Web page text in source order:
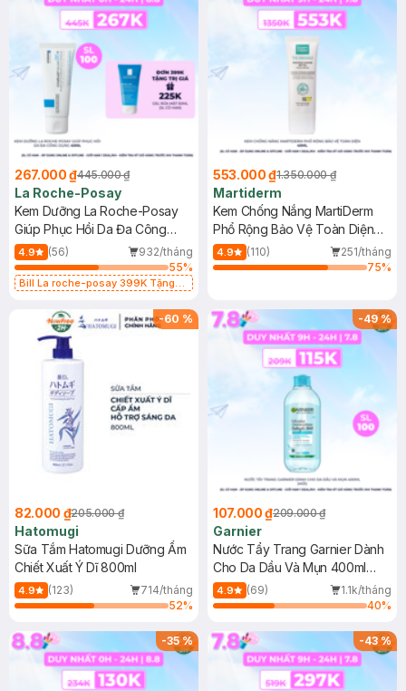
267.000 ₫445.000 ₫
La Roche-Posay
Kem Dưỡng La Roche-Posay
Giúp Phục Hồi Da Đa Công
Dụng 40ml
4.9 (56)
932/tháng
55%
Bill La roche-posay 399K Tặng
(SL có hạn)
553.000 ₫1.350.000 ₫
Martiderm
Kem Chống Nắng MartiDerm
Phổ Rộng Bảo Vệ Toàn Diện
40ml
4.9 (110)
251/tháng
75%
-60 %
82.000 ₫205.000 ₫
Hatomugi
Sữa Tắm Hatomugi Dưỡng Ẩm
Chiết Xuất Ý Dĩ 800ml
4.9 (123)
714/tháng
52%
-49%
107.000 ₫209.000 ₫
Garnier
Nước Tẩy Trang Garnier Dành
Cho Da Dầu Và Mụn 400ml
(Mới)
4.9 (69)
1.1k/tháng
40%
-35% -43%